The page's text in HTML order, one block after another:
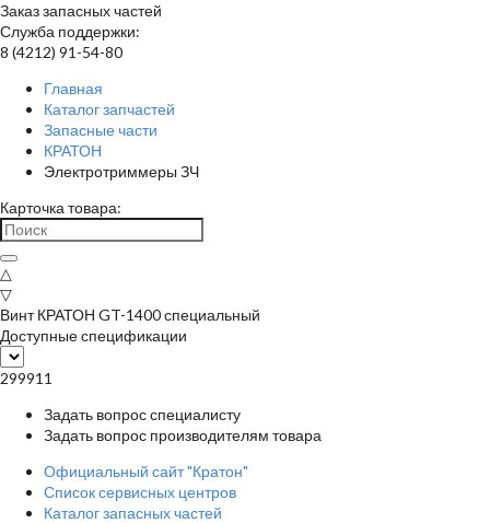
Заказ запасных частей
Служба поддержки:
8 (4212) 91-54-80
Главная
Каталог запчастей
Запасные части
КРАТОН
Электротриммеры ЗЧ
Карточка товара:
△
▽
Винт КРАТОН GT-1400 специальный
Доступные спецификации
299911
Задать вопрос специалисту
Задать вопрос производителям товара
Официальный сайт "Кратон"
Список сервисных центров
Каталог запасных частей